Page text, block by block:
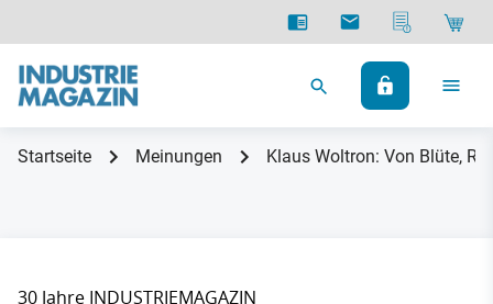
Startseite Meinungen Klaus Woltron: Von Blüte,
30 Jahre INDUSTRIEMAGAZIN